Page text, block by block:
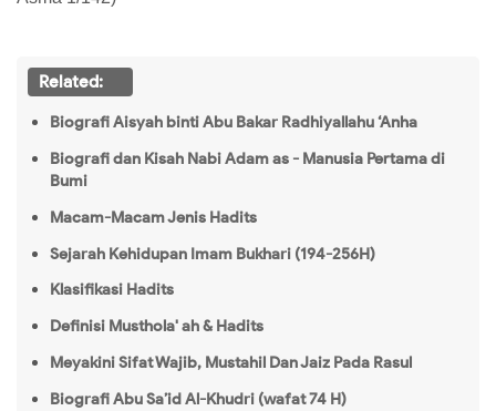
Related:
Biografi Aisyah binti Abu Bakar Radhiyallahu ‘Anha
Biografi dan Kisah Nabi Adam as - Manusia Pertama di
Bumi
Macam-Macam Jenis Hadits
Sejarah Kehidupan Imam Bukhari (194-256H)
Klasifikasi Hadits
Definisi Musthola' ah & Hadits
Meyakini Sifat Wajib, Mustahil Dan Jaiz Pada Rasul
Biografi Abu Sa’id Al-Khudri (wafat 74 H)